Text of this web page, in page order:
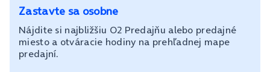
Zastavte sa osobne
Nájdite si najbližšiu O2 Predajňu alebo predajné
miesto a otváracie hodiny na prehľadnej mape
predajní.